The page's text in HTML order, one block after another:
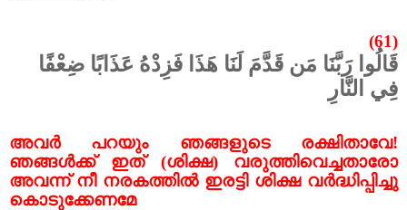
(61)
قَالُوا رَبَّنَا مَن قَدَّمَ لَنَا هَذَا فَزِدْهُ عَذَابًا ضِعْفًا
فِي النَّارِ
അവർ പറയും ഞങ്ങളുടെ രക്ഷിതാവേ!
ഞങ്ങൾക്ക് ഇത് (ശിക്ഷ) വരുത്തിവെച്ചതാരോ
അവന്ന് നീ നരകത്തിൽ ഇരട്ടി ശിക്ഷ വർദ്ധിപ്പിച്ചു
കൊടുക്കേണമേ